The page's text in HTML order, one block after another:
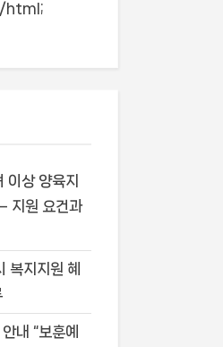
html;
이상 양육지
지원 요건과
복지지원 혜
내 “보훈예